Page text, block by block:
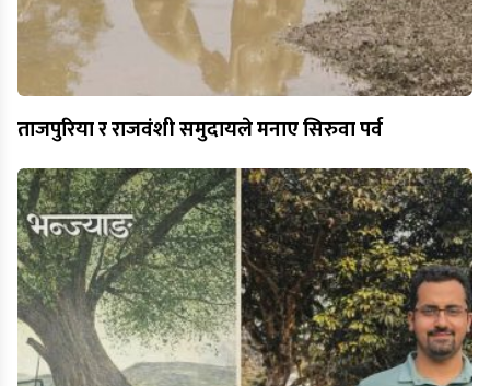
ताजपुरिया र राजवंशी समुदायले मनाए सिरुवा पर्व